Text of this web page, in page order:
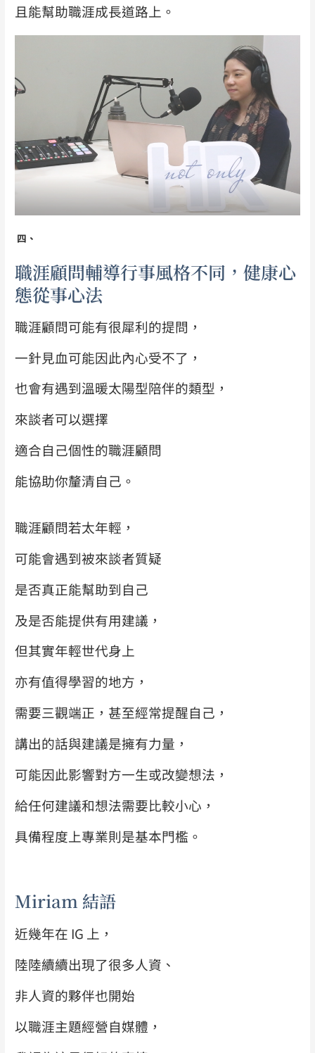
且能幫助職涯成長道路上。
四、
職涯顧問輔導行事風格不同，健康心
態從事心法
職涯顧問可能有很犀利的提問，
一針見血可能因此內心受不了，
也會有遇到溫暖太陽型陪伴的類型，
來談者可以選擇
適合自己個性的職涯顧問
能協助你釐清自己。
職涯顧問若太年輕，
可能會遇到被來談者質疑
是否真正能幫助到自己
及是否能提供有用建議，
但其實年輕世代身上
亦有值得學習的地方，
需要三觀端正，甚至經常提醒自己，
講出的話與建議是擁有力量，
可能因此影響對方一生或改變想法，
給任何建議和想法需要比較小心，
具備程度上專業則是基本門檻。
Miriam 結語
近幾年在 IG 上，
陸陸續續出現了很多人資、
非人資的夥伴也開始
以職涯主題經營自媒體，